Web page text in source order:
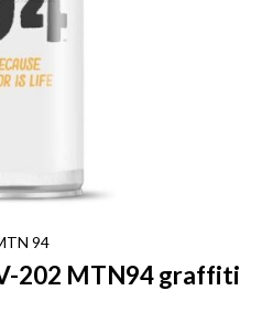
94
202 MTN94 graffiti